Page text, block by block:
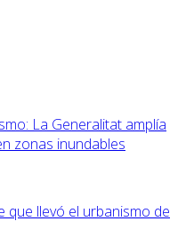
La Generalitat amplía
zonas inundables
que llevó el urbanismo de